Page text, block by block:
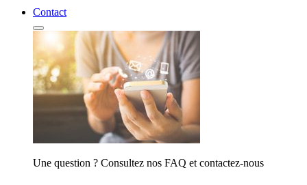
Contact
Une question ? Consultez nos FAQ et contactez-nous